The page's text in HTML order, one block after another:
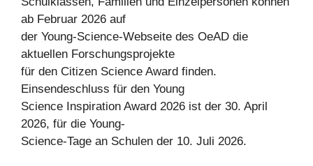
ab Februar 2026 auf
der Young-Science-Webseite des OeAD die
aktuellen Forschungsprojekte
für den Citizen Science Award finden.
Einsendeschluss für den Young
Science Inspiration Award 2026 ist der 30. April
2026, für die Young-
Science-Tage an Schulen der 10. Juli 2026.